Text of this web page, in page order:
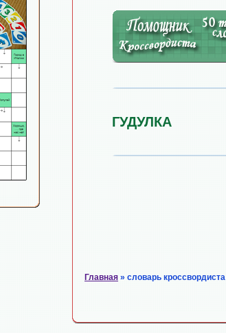
ГУДУЛКА
Главная » словарь кроссвордиста